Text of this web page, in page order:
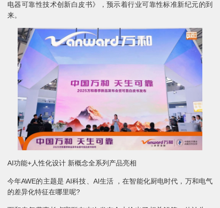
电器可靠性技术创新白皮书》，预示着行业可靠性标准新纪元的到
来。
AI功能+人性化设计 新概念全系列产品亮相
今年AWE的主题是 AI科技、AI生活 ，在智能化厨电时代，万和电气
的差异化特征在哪里呢?